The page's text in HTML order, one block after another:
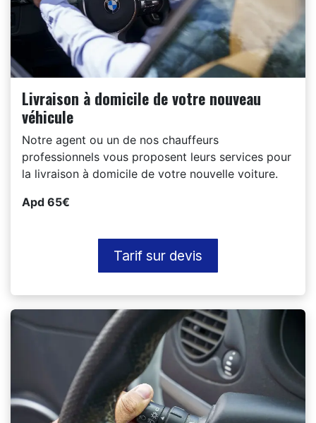
Livraison à domicile de votre nouveau
véhicule
Notre agent ou un de nos chauffeurs
professionnels vous proposent leurs services pour
la livraison à domicile de votre nouvelle voiture.
Apd 65€
Tarif sur devis